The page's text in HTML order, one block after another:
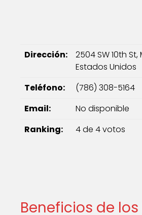
Dirección:
2504 SW 10th St,
Estados Unidos
Teléfono:
(786) 308-5164
Email:
No disponible
Ranking:
4 de 4 votos
Beneficios de